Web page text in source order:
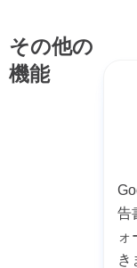
その他の
機能
告
ォ
き